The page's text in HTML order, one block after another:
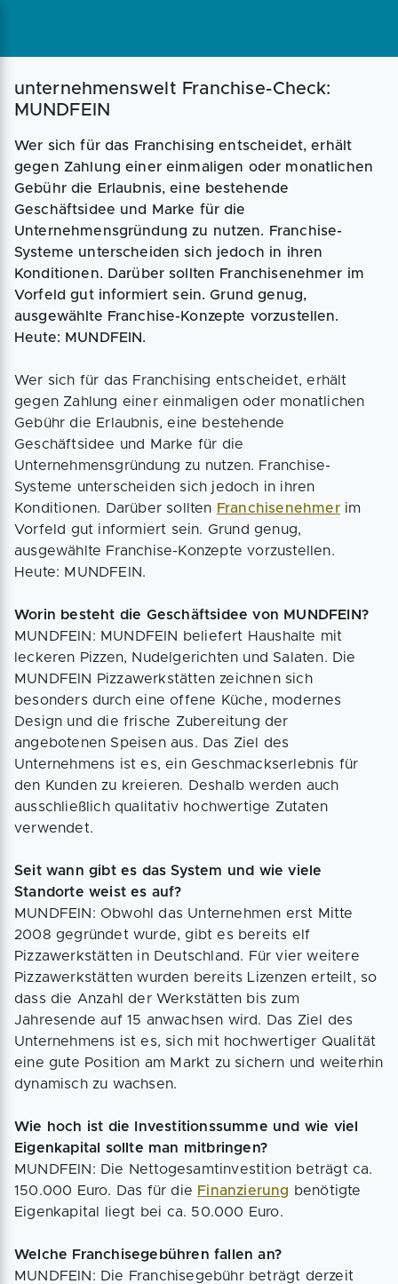
Magazin Businessplan Fördermittel
unternehmenswelt Franchise-Check:
MUNDFEIN
Wer sich für das Franchising entscheidet, erhält
gegen Zahlung einer einmaligen oder monatlichen
Gebühr die Erlaubnis, eine bestehende
Geschäftsidee und Marke für die
Unternehmensgründung zu nutzen. Franchise-
Systeme unterscheiden sich jedoch in ihren
Konditionen. Darüber sollten Franchisenehmer im
Vorfeld gut informiert sein. Grund genug,
ausgewählte Franchise-Konzepte vorzustellen.
Heute: MUNDFEIN.
Wer sich für das Franchising entscheidet, erhält
gegen Zahlung einer einmaligen oder monatlichen
Gebühr die Erlaubnis, eine bestehende
Geschäftsidee und Marke für die
Unternehmensgründung zu nutzen. Franchise-
Systeme unterscheiden sich jedoch in ihren
Konditionen. Darüber sollten Franchisenehmerim
Vorfeld gut informiert sein. Grund genug,
ausgewählte Franchise-Konzepte vorzustellen.
Heute: MUNDFEIN.
Worin besteht die Geschäftsidee von MUNDFEIN?
MUNDFEIN: MUNDFEIN beliefert Haushalte mit
leckeren Pizzen, Nudelgerichten und Salaten. Die
MUNDFEIN Pizzawerkstätten zeichnen sich
besonders durch eine offene Küche, modernes
Design und die frische Zubereitung der
angebotenen Speisen aus. Das Ziel des
Unternehmens ist es, ein Geschmackserlebnis für
den Kunden zu kreieren. Deshalb werden auch
ausschließlich qualitativ hochwertige Zutaten
verwendet.
Seit wann gibt es das System und wie viele
Standorte weist es auf?
MUNDFEIN: Obwohl das Unternehmen erst Mitte
2008 gegründet wurde, gibt es bereits elf
Pizzawerkstätten in Deutschland. Für vier weitere
Pizzawerkstätten wurden bereits Lizenzen erteilt, so
dass die Anzahl der Werkstätten bis zum
Jahresende auf 15 anwachsen wird. Das Ziel des
Unternehmens ist es, sich mit hochwertiger Qualität
eine gute Position am Markt zu sichern und weiterhin
dynamisch zu wachsen.
Wie hoch ist die Investitionssumme und wie viel
Eigenkapital sollte man mitbringen?
MUNDFEIN: Die Nettogesamtinvestition beträgt ca.
150.000 Euro. Das für die Finanzierung benötigte
Eigenkapital liegt bei ca. 50.000 Euro.
Welche Franchisegebühren fallen an?
MUNDFEIN: Die Franchisegebühr beträgt derzeit